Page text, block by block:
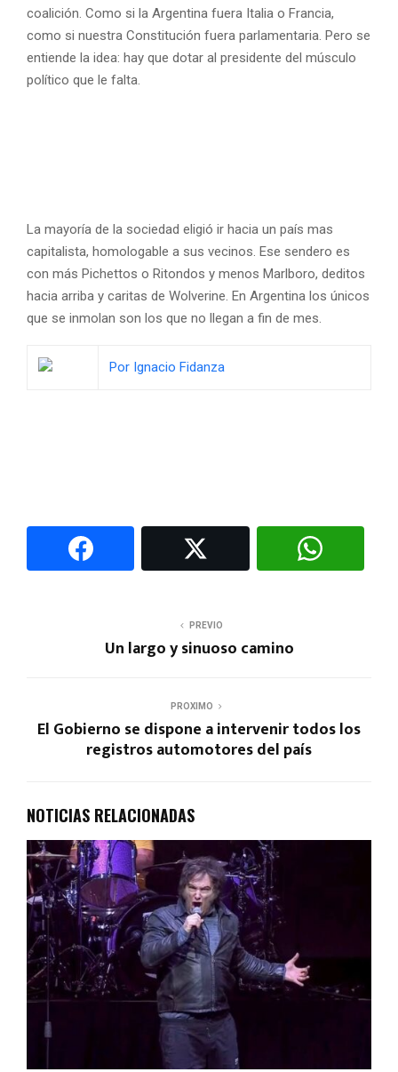
coalición. Como si la Argentina fuera Italia o Francia,
como si nuestra Constitución fuera parlamentaria. Pero se
entiende la idea: hay que dotar al presidente del músculo
político que le falta.
La mayoría de la sociedad eligió ir hacia un país mas
capitalista, homologable a sus vecinos. Ese sendero es
con más Pichettos o Ritondos y menos Marlboro, deditos
hacia arriba y caritas de Wolverine. En Argentina los únicos
que se inmolan son los que no llegan a fin de mes.
Por Ignacio Fidanza
PREVIO
Un largo y sinuoso camino
PROXIMO
El Gobierno se dispone a intervenir todos los
registros automotores del país
NOTICIAS RELACIONADAS